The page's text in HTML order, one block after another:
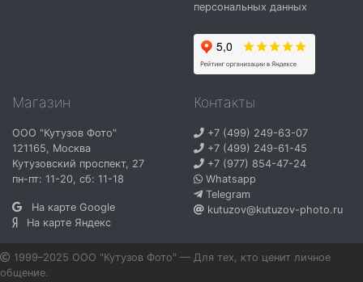
персональных данных
Магазин
ООО "Кутузов Фото"
121165, Москва
Кутузовский проспект, 27
пн-пт: 11-20, сб: 11-18
На карте Google
На карте Яндекс
Контакты
+7 (499) 249-63-07
+7 (499) 249-61-45
+7 (977) 854-47-24
Whatsapp
Telegram
kutuzov@kutuzov-photo.ru
1999–2025 ООО "Кутузов Фото" — Для тех, кто ценит личное
общение.